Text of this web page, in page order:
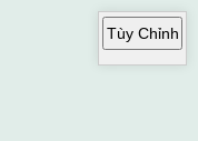
Tùy Chỉnh